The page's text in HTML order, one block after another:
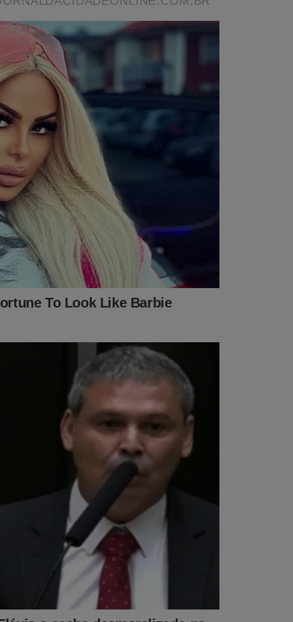
Jair Bolsonaro absurdamente se tornou
seus aliados e sua família parece não
aconteceu em 2022... Tudo sobre
"O Fantasma do Alvorada - A Volta à Cena
Caso tenha interesse, clique no link
o-fantasma-do-alvorada-a-volta-a-